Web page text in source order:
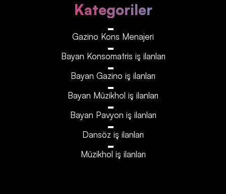
Kategoriler
Gazino Kons Menajeri
Bayan Konsomatris iş ilanları
Bayan Gazino iş ilanları
Bayan Müzikhol iş ilanları
Bayan Pavyon iş ilanları
Dansöz iş ilanları
Müzikhol iş ilanları